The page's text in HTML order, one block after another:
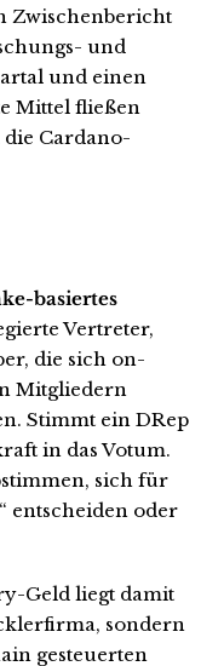
Zwischenbericht
und
und einen
Mittel fließen
Cardano-
basiertes
Vertreter,
die sich on-
Mitgliedern
Stimmt ein DRep
in das Votum.
sich für
entscheiden oder
Geld liegt damit
sondern
gesteuerten